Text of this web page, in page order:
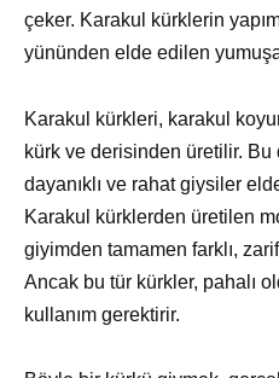
çeker. Karakul kürklerin
yününden elde edilen
Karakul kürkleri, karakul
kürk ve derisinden üretilir. Bu
dayanıklı ve rahat giysiler
Karakul kürklerden üretilen
giyimden tamamen farklı,
Ancak bu tür kürkler, pahalı
kullanım gerektirir.